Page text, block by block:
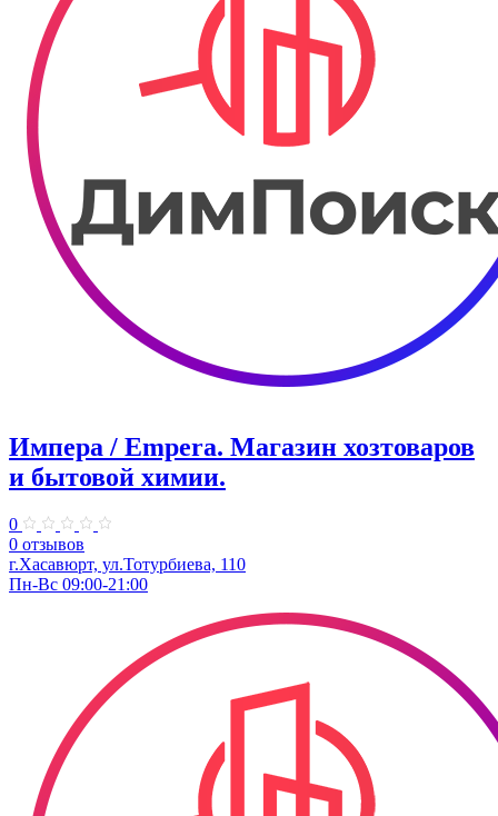
Импера / Empera. Магазин хозтоваров
и бытовой химии.
0
0 отзывов
г.Хасавюрт, ул.Тотурбиева, 110
Пн-Вс 09:00-21:00